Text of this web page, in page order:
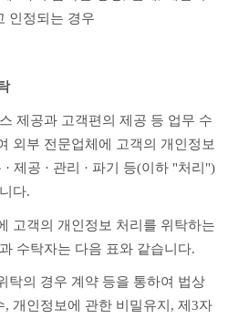
인정되는 경우
제공과 고객편의 제공 등 업무 수
외부 전문업체에 고객의 개인정보
· 제공 · 관리 · 파기 등(이하 "처리")
다.
고객의 개인정보 처리를 위탁하는
수탁자는 다음 표와 같습니다.
의 경우 계약 등을 통하여 법상
개인정보에 관한 비밀유지, 제3자